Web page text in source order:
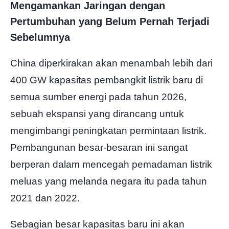
Mengamankan Jaringan dengan
Pertumbuhan yang Belum Pernah Terjadi
Sebelumnya
China diperkirakan akan menambah lebih dari
400 GW kapasitas pembangkit listrik baru di
semua sumber energi pada tahun 2026,
sebuah ekspansi yang dirancang untuk
mengimbangi peningkatan permintaan listrik.
Pembangunan besar-besaran ini sangat
berperan dalam mencegah pemadaman listrik
meluas yang melanda negara itu pada tahun
2021 dan 2022.
Sebagian besar kapasitas baru ini akan